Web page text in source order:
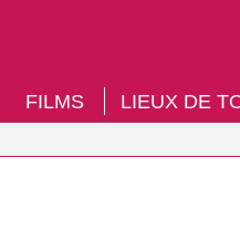
FILMS LIEUX DE